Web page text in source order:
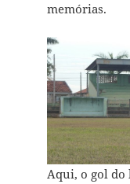
memórias.
Aqui, o gol do